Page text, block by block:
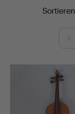
Linköping
EndpreiseSortieren